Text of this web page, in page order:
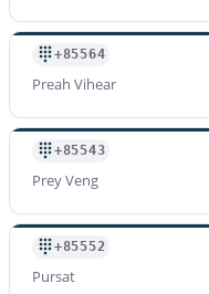
+85564
Preah Vihear
+85543
Prey Veng
+85552
Pursat